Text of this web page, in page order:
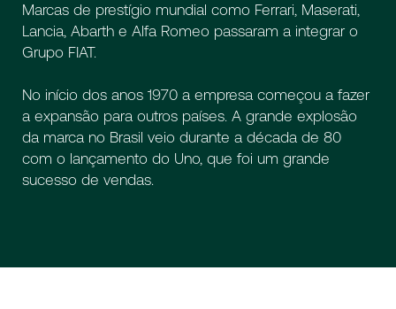
Marcas de prestígio mundial como Ferrari, Maserati,
Lancia, Abarth e Alfa Romeo passaram a integrar o
Grupo FIAT.
No início dos anos 1970 a empresa começou a fazer
a expansão para outros países. A grande explosão
da marca no Brasil veio durante a década de 80
com o lançamento do Uno, que foi um grande
sucesso de vendas.